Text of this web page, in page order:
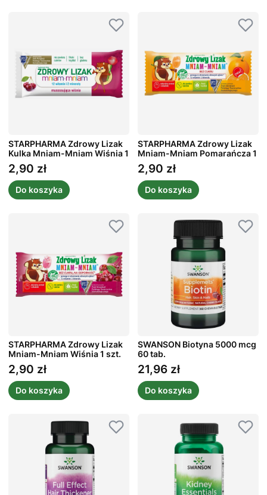
STARPHARMA Zdrowy Lizak
Kulka Mniam-Mniam Wiśnia 1
szt.
Cena
2,90 zł
Do koszyka
STARPHARMA Zdrowy Lizak
Mniam-Mniam Pomarańcza 1
szt.
Cena
2,90 zł
Do koszyka
STARPHARMA Zdrowy Lizak
Mniam-Mniam Wiśnia 1 szt.
Cena
2,90 zł
Do koszyka
SWANSON Biotyna 5000 mcg
60 tab.
Cena
21,96 zł
Do koszyka